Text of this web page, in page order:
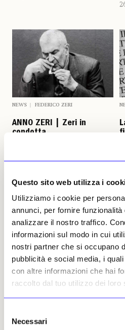
Questo sito web utilizza i
Utilizziamo i cookie per
annunci, per fornire
analizzare il nostro traffico.
informazioni sul modo in cui
nostri partner che si occupano
pubblicità e social media, i
con altre informazioni che hai
raccolto dal tuo utilizzo dei loro
delNecessari
NEWS FEDERICO ZERI
ANNO ZERI | Zeri in
condotta
povera Italia di finti
sinistra, di donnette e di
semianalfabeti»
Umberto Allemandi
22 settembre 2021